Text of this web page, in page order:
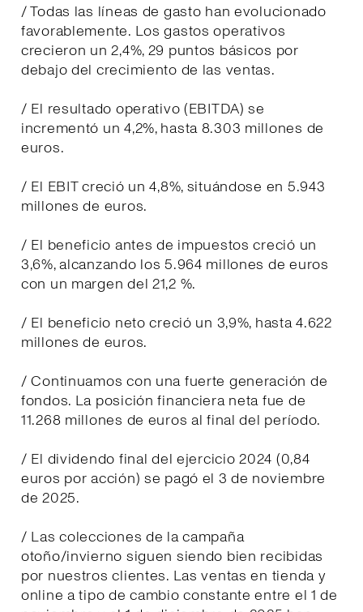
/ Todas las líneas de gasto han evolucionado
favorablemente. Los gastos operativos
crecieron un 2,4%, 29 puntos básicos por
debajo del crecimiento de las ventas.
/ El resultado operativo (EBITDA) se
incrementó un 4,2%, hasta 8.303 millones de
euros.
/ El EBIT creció un 4,8%, situándose en 5.943
millones de euros.
/ El beneficio antes de impuestos creció un
3,6%, alcanzando los 5.964 millones de euros
con un margen del 21,2 %.
/ El beneficio neto creció un 3,9%, hasta 4.622
millones de euros.
/ Continuamos con una fuerte generación de
fondos. La posición financiera neta fue de
11.268 millones de euros al final del período.
/ El dividendo final del ejercicio 2024 (0,84
euros por acción) se pagó el 3 de noviembre
de 2025.
/ Las colecciones de la campaña
otoño/invierno siguen siendo bien recibidas
por nuestros clientes. Las ventas en tienda y
online a tipo de cambio constante entre el 1 de